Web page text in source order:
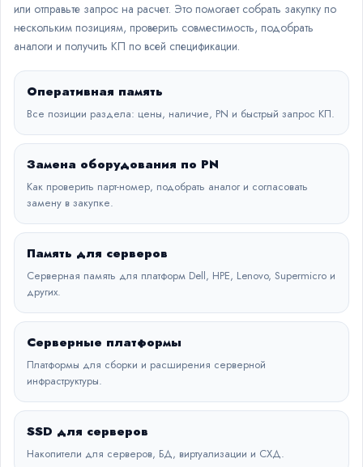
или отправьте запрос на расчет. Это помогает собрать закупку по
нескольким позициям, проверить совместимость, подобрать
аналоги и получить КП по всей спецификации.
Оперативная память
Все позиции раздела: цены, наличие, PN и быстрый запрос КП.
Замена оборудования по PN
Как проверить парт-номер, подобрать аналог и согласовать
замену в закупке.
Память для серверов
Серверная память для платформ Dell, HPE, Lenovo, Supermicro и
других.
Серверные платформы
Платформы для сборки и расширения серверной
инфраструктуры.
SSD для серверов
Накопители для серверов, БД, виртуализации и СХД.